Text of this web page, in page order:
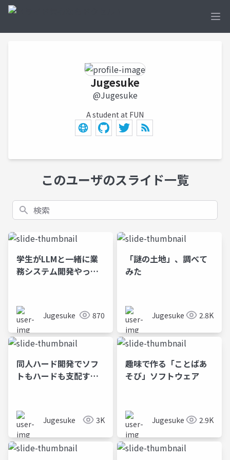
Jugesuke
@Jugesuke
A student at FUN
このユーザのスライド一覧
検索
学生がLLMと一緒に業
務システム開発やって
Jugesuke 870
「謎の土地」、調べて
みた
Jugesuke 2.8K
同人ハード開発でソフ
トもハードも支配する――
Jugesuke 3K
趣味で作る「ことばあ
そび」ソフトウェア
Jugesuke 2.9K